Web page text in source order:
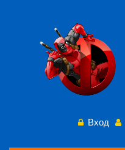
Вход